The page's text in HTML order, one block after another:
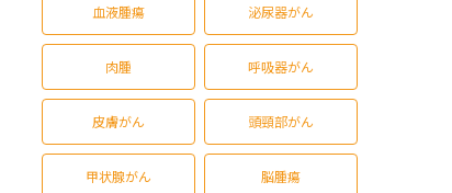
血液腫瘍 泌尿器がん
肉腫 呼吸器がん
皮膚がん 頭頸部がん
甲状腺がん 脳腫瘍